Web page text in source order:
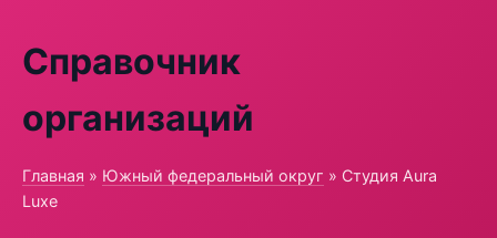
Справочник
организаций
Главная » Южный федеральный округ » Студия Aura
Luxe